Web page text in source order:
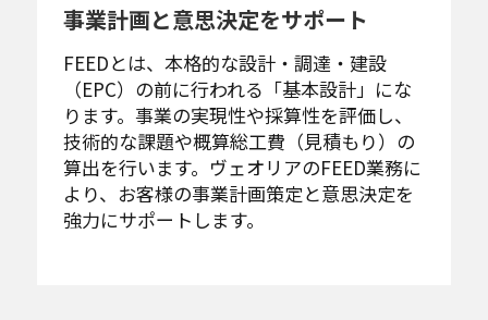
事業計画と意思決定をサポート
FEEDとは、本格的な設計・調達・建設
（EPC）の前に行われる「基本設計」にな
ります。事業の実現性や採算性を評価し、
技術的な課題や概算総工費（見積もり）の
算出を行います。ヴェオリアのFEED業務に
より、お客様の事業計画策定と意思決定を
強力にサポートします。